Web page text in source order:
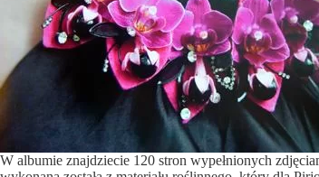
W albumie znajdziecie 120 stron wypełnionych